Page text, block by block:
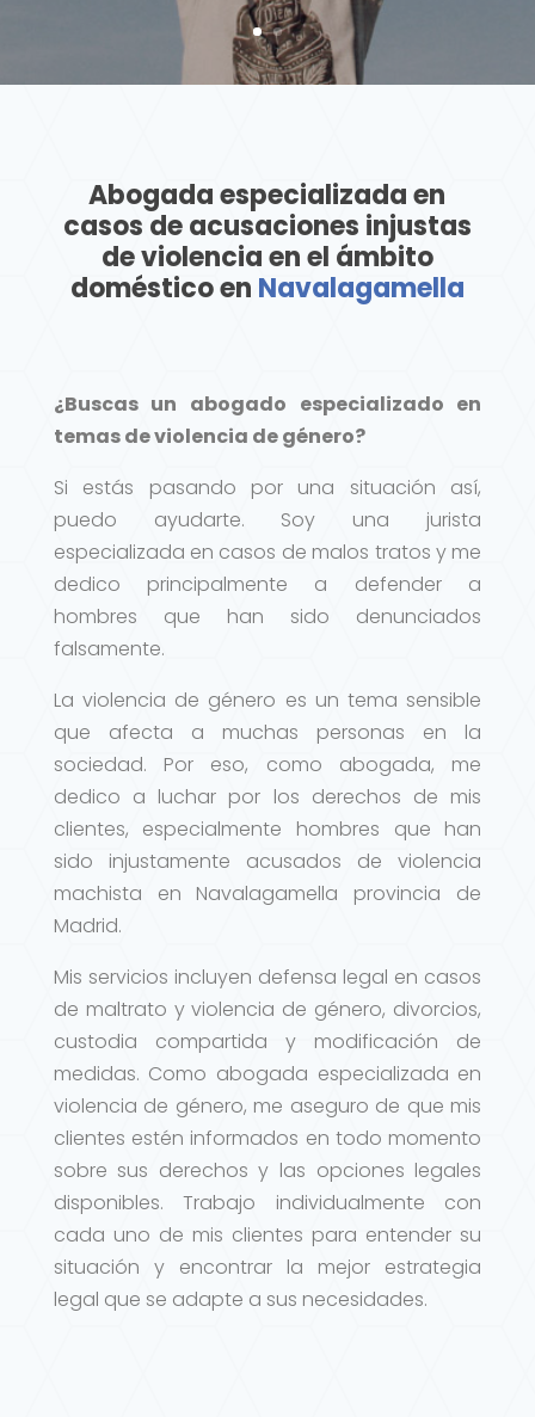
Abogada especializada en
casos de acusaciones injustas
de violencia en el ámbito
doméstico en Navalagamella
¿Buscas un abogado especializado en
temas de violencia de género?
Si estás pasando por una situación así,
puedo ayudarte. Soy una jurista
especializada en casos de malos tratos y me
dedico principalmente a defender a
hombres que han sido denunciados
falsamente.
La violencia de género es un tema sensible
que afecta a muchas personas en la
sociedad. Por eso, como abogada, me
dedico a luchar por los derechos de mis
clientes, especialmente hombres que han
sido injustamente acusados de violencia
machista en Navalagamella provincia de
Madrid.
Mis servicios incluyen defensa legal en casos
de maltrato y violencia de género, divorcios,
custodia compartida y modificación de
medidas. Como abogada especializada en
violencia de género, me aseguro de que mis
clientes estén informados en todo momento
sobre sus derechos y las opciones legales
disponibles. Trabajo individualmente con
cada uno de mis clientes para entender su
situación y encontrar la mejor estrategia
legal que se adapte a sus necesidades.